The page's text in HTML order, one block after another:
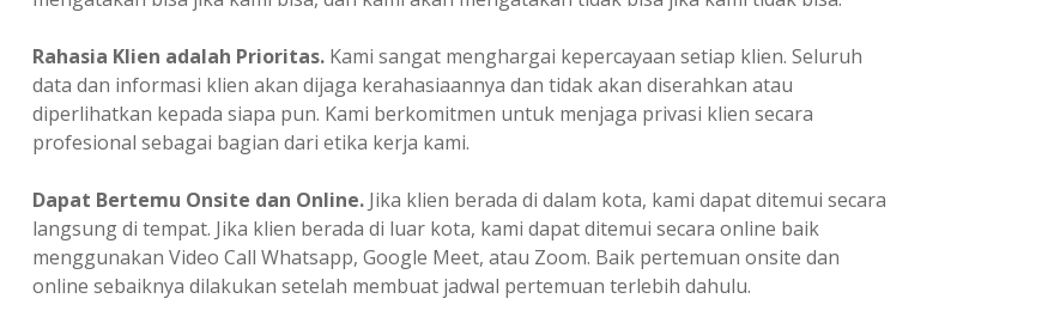
Rahasia Klien adalah Prioritas.Kami sangat menghargai kepercayaan setiap klien. Seluruh
data dan informasi klien akan dijaga kerahasiaannya dan tidak akan diserahkan atau
diperlihatkan kepada siapa pun. Kami berkomitmen untuk menjaga privasi klien secara
profesional sebagai bagian dari etika kerja kami.
Dapat Bertemu Onsite dan Online.Jika klien berada di dalam kota, kami dapat ditemui secara
langsung di tempat. Jika klien berada di luar kota, kami dapat ditemui secara online baik
menggunakan Video Call Whatsapp, Google Meet, atau Zoom. Baik pertemuan onsite dan
online sebaiknya dilakukan setelah membuat jadwal pertemuan terlebih dahulu.